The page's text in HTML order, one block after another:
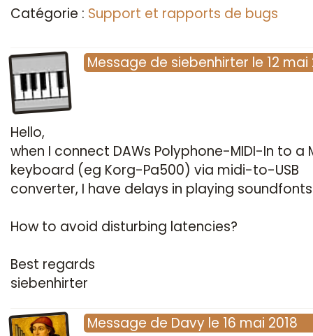
Catégorie : Support et rapports de bugs
Message de siebenhirter le 12 mai
Hello,
when I connect DAWs Polyphone-MIDI-In to a
keyboard (eg Korg-Pa500) via midi-to-USB
converter, I have delays in playing
How to avoid disturbing latencies?
Best regards
siebenhirter
Message de Davy le 16 mai 2018